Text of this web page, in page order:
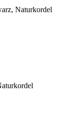
Naturkordel